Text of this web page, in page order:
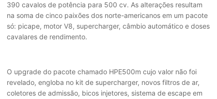
390 cavalos de potência para 500 cv. As alterações resultam
na soma de cinco paixões dos norte-americanos em um pacote
só: picape, motor V8, supercharger, câmbio automático e doses
cavalares de rendimento.
O upgrade do pacote chamado HPE500m cujo valor não foi
revelado, engloba no kit de supercharger, novos filtros de ar,
coletores de admissão, bicos injetores, sistema de escape em